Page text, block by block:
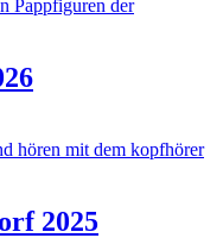
2025